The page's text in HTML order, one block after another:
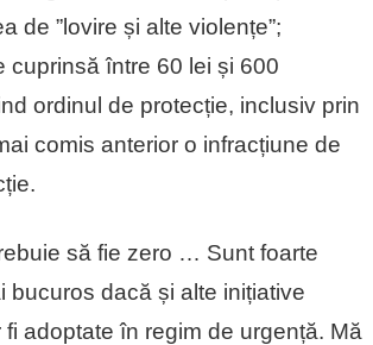
de ”lovire și alte violențe”;
cuprinsă între 60 lei și 600
ordinul de protecție, inclusiv prin
comis anterior o infracțiune de
să fie zero … Sunt foarte
bucuros dacă și alte inițiative
adoptate în regim de urgență. Mă